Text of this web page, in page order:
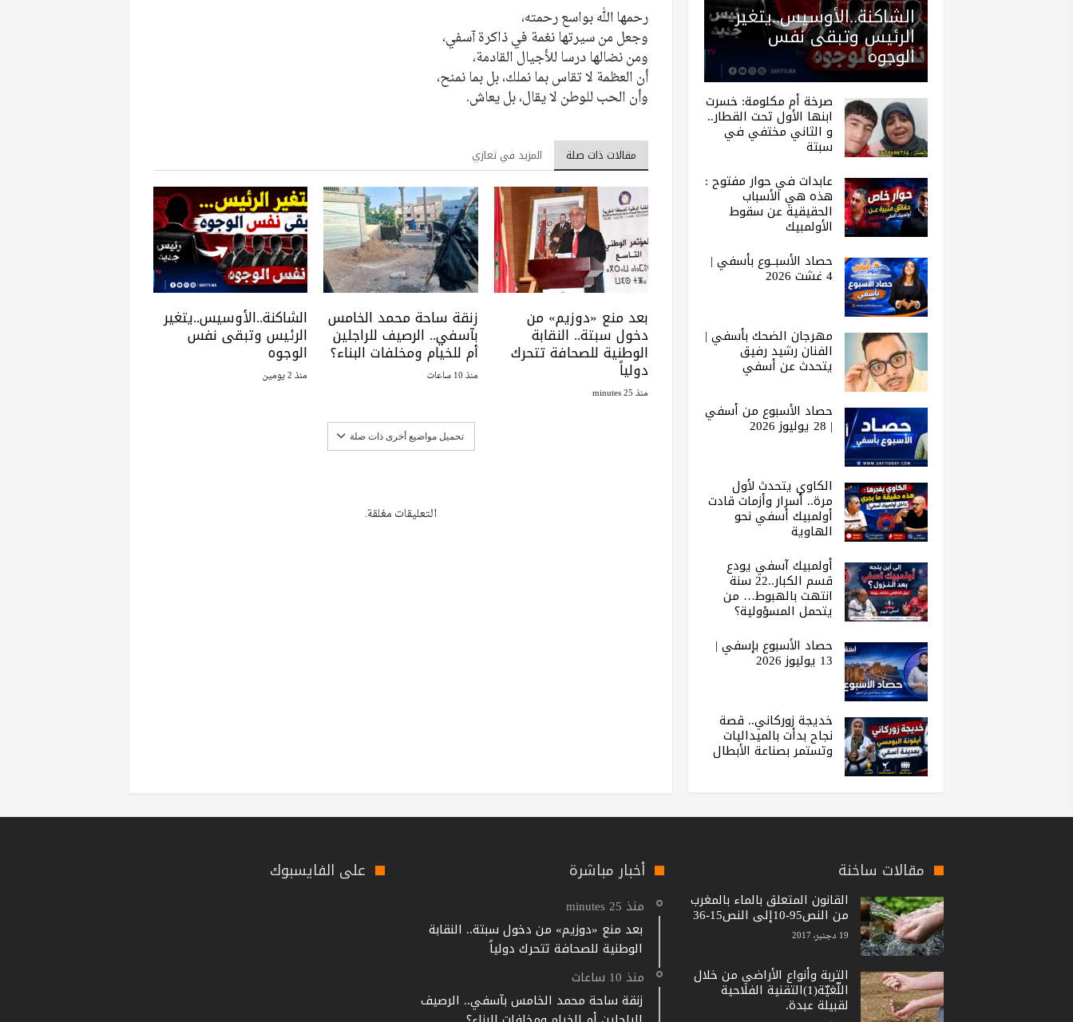
رحمها الله بواسع رحمته،
وجعل من سيرتها نغمة في ذاكرة آسفي،
ومن نضالها درسا للأجيال القادمة،
أن العظمة لا تقاس بما نملك، بل بما نمنح،
وأن الحب للوطن لا يقال، بل يعاش.
مقالات ذات صلة المزيد في تعازي
بعد منع «دوزيم» من
دخول سبتة.. النقابة
الوطنية للصحافة تتحرك
دولياً
منذ 25 minutes
زنقة ساحة محمد الخامس
بآسفي.. الرصيف للراجلين
أم للخيام ومخلفات البناء؟
منذ 10 ساعات
الشاكنة..الأوسيس..يتغير
الرئيس وتبقى نفس
الوجوه
منذ 2 يومين
تحميل مواضيع أخرى ذات صلة
التعليقات مغلقة.
الشاكنة..الأوسيس..يتغير
الرئيس وتبقى نفس
الوجوه
صرخة أم مكلومة: خسرت
ابنها الأول تحت القطار..
و الثاني مختفي في
سبتة
عابدات في حوار مفتوح :
هذه هي الأسباب
الحقيقية عن سقوط
الأولمبيك
حصاد الأسبــوع بأسفي |
4 غشت 2026
مهرجان الضحك بأسفي |
الفنان رشيد رفيق
يتحدث عن أسفي
حصاد الأسبوع من أسفي
| 28 يوليوز 2026
الكاوي يتحدث لأول
مرة.. أسرار وأزمات قادت
أولمبيك أسفي نحو
الهاوية
أولمبيك آسفي يودع
قسم الكبار..22 سنة
انتهت بالهبوط… من
يتحمل المسؤولية؟
حصاد الأسبوع بإسفي |
13 يوليوز 2026
خديجة زوركاني.. قصة
نجاح بدأت بالميداليات
وتستمر بصناعة الأبطال
مقالات ساخنة
القانون المتعلق بالماء بالمغرب
من النص95-10إلى النص15-36
19 دجنبر، 2017
التربة وأنواع الأراضي من خلال
اللّغيّة(1)التقنية الفلاحية
لقبيلة عبدة.
أخبار مباشرة
منذ 25 minutes
بعد منع «دوزيم» من دخول سبتة.. النقابة
الوطنية للصحافة تتحرك دولياً
منذ 10 ساعات
زنقة ساحة محمد الخامس بآسفي.. الرصيف
على الفايسبوك